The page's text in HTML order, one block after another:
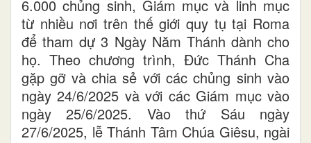
6.000 chủng sinh, Giám mục và linh mục
từ nhiều nơi trên thế giới quy tụ tại Roma
để tham dự 3 Ngày Năm Thánh dành cho
họ. Theo chương trình, Đức Thánh Cha
gặp gỡ và chia sẻ với các chủng sinh vào
ngày 24/6/2025 và với các Giám mục vào
ngày 25/6/2025. Vào thứ Sáu ngày
27/6/2025, lễ Thánh Tâm Chúa Giêsu, ngài